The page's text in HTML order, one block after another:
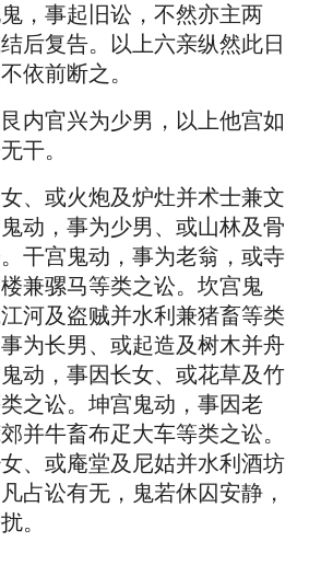
，事起旧讼，不然亦主两
后复告。以上六亲纵然此日
依前断之。
内官兴为少男，以上他宫如
干。
、或火炮及炉灶并术士兼文
动，事为少男、或山林及骨
干宫鬼动，事为老翁，或寺
兼骡马等类之讼。坎宫鬼
河及盗贼并水利兼猪畜等类
为长男、或起造及树木并舟
动，事因长女、或花草及竹
之讼。坤宫鬼动，事因老
并牛畜布疋大车等类之讼。
、或庵堂及尼姑并水利酒坊
占讼有无，鬼若休囚安静，
。